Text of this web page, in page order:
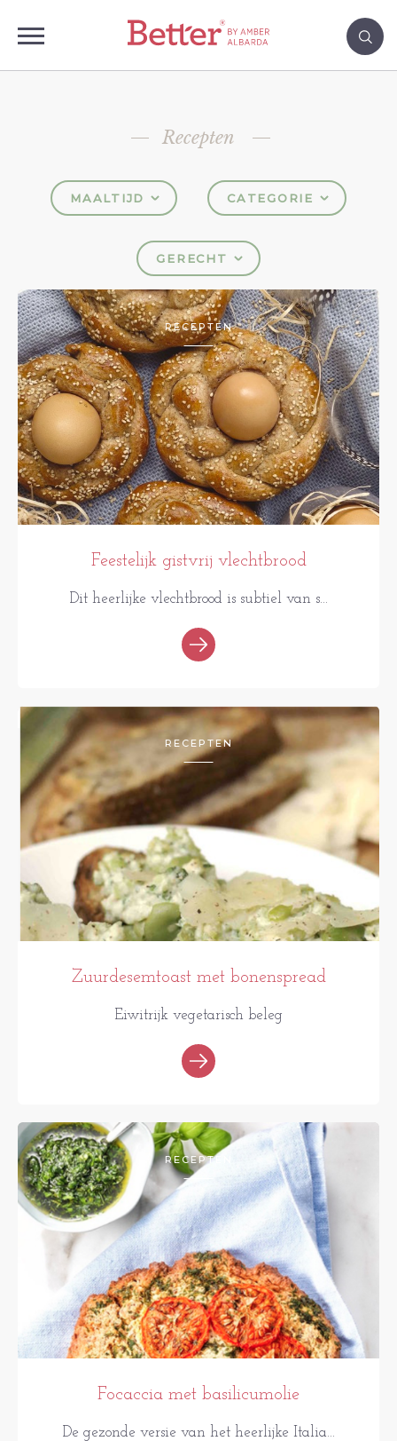
Recepten
MAALTIJD CATEGORIE
GERECHT
RECEPTEN
Feestelijk gistvrij vlechtbrood
Dit heerlijke vlechtbrood is subtiel van s...
RECEPTEN
Zuurdesemtoast met bonenspread
Eiwitrijk vegetarisch beleg
RECEPTEN
Focaccia met basilicumolie
De gezonde versie van het heerlijke Italia...